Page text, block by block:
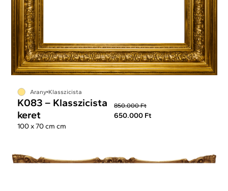
Arany Klasszicista
K083 – Klasszicista
keret
850.000 Ft
650.000 Ft
100 x 70 cm cm